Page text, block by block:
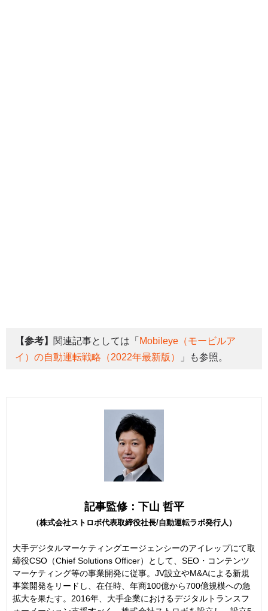
【参考】 関連記事としては「 Mobileye（モービルア
イ）の自動運転戦略（2022年最新版）
」も参照。
記事監修：下山 哲平
（株式会社ストロボ代表取締役社長/自動運転ラボ発行人）
大手デジタルマーケティングエージェンシーのアイレップにて取
締役CSO（Chief Solutions Officer）として、SEO・コンテンツ
マーケティング等の事業開発に従事。JV設立やM&Aによる新規
事業開発をリードし、在任時、年商100億から700億規模への急
拡大を果たす。2016年、大手企業におけるデジタルトランスフ